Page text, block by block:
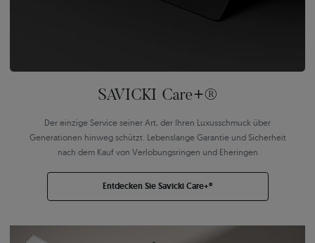
SAVICKI Care+®
Der einzige Service seiner Art, der Ihren Luxusschmuck über
Generationen hinweg schützt. Lebenslange Garantie und Sicherheit
nach dem Kauf von Verlobungsringen und Eheringen
Entdecken Sie Savicki Care+®